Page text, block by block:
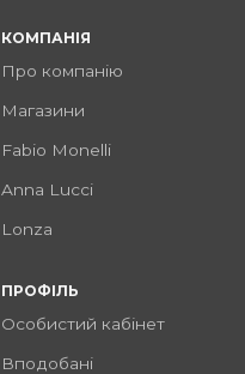
КОМПАНІЯ
Про компанію
Магазини
Fabio Monelli
Anna Lucci
Lonza
ПРОФІЛЬ
Особистий кабінет
Вподобані